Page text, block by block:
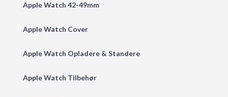
Apple Watch 42-49mm
Apple Watch Cover
Apple Watch Opladere & Standere
Apple Watch Tilbehør